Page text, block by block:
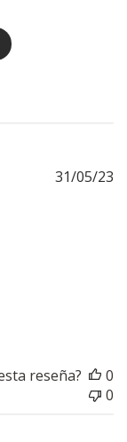
31/05/23
reseña?
0
0